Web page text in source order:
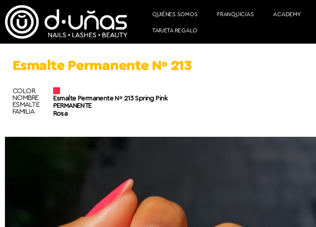
QUIÉNES SOMOS FRANQUICIAS ACADEMY
TARJETA REGALO
Esmalte Permanente Nº 213
COLOR
NOMBRE
ESMALTE
FAMILIA
Esmalte Permanente Nº 213 Spring Pink
PERMANENTE
Rosa